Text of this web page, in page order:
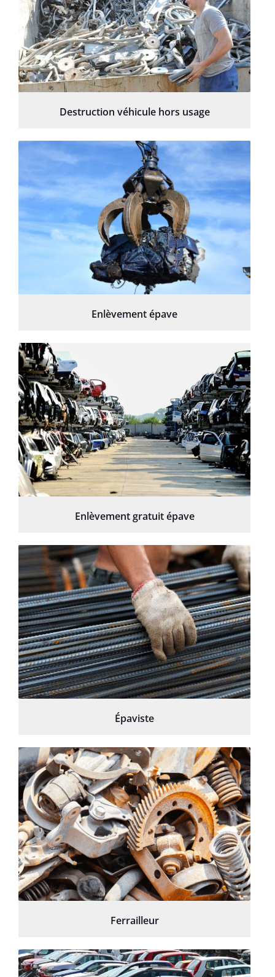
Destruction véhicule hors usage
Enlèvement épave
Enlèvement gratuit épave
Épaviste
Ferrailleur